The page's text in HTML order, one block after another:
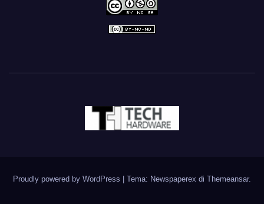
Proudly powered by WordPress Tema: Newspaperex di Themeansar.